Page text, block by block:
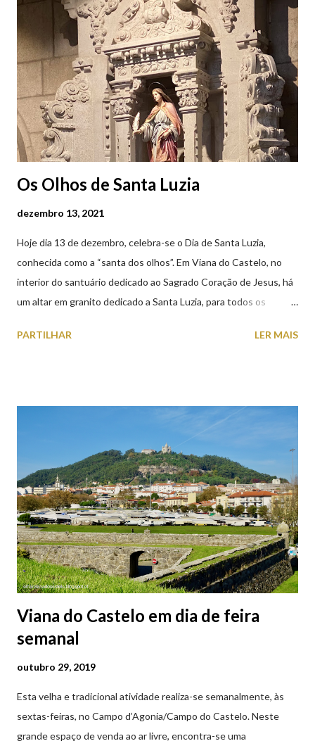
2ª a 5ª feira a partir das 20:00 (DIAS ÚTEIS)
Os Olhos de Santa Luzia
dezembro 13, 2021
Hoje dia 13 de dezembro, celebra-se o Dia de Santa Luzia,
conhecida como a “santa dos olhos”. Em Viana do Castelo, no
interior do santuário dedicado ao Sagrado Coração de Jesus, há
um altar em granito dedicado a Santa Luzia, para todos os
uma capela dedicada a Santa Luzia construída no cimo do monte
A lenda que deu origem à devoção de Santa Luzia como
protetora dos olhos: A história/lenda de Santa Luzia (Luzia de
Siracusa) conta que esta jovem italiana venerada pelos católicos,
sofreu perseguições por ser cristã. De acordo com a lenda,
preferiu que lhe arrancassem os olhos a renegar a fé em Cristo.
Conta-se que os olhos de Santa Luzia teriam sido arrancados
por um soldado a mando do imperador romano, e entregues num
prato à jovem. No mesmo instant...
PARTILHAR LER MAIS
Viana do Castelo em dia de feira
semanal
outubro 29, 2019
Esta velha e tradicional atividade realiza-se semanalmente, às
sextas-feiras, no Campo d’Agonia/Campo do Castelo. Neste
grande espaço de venda ao ar livre, encontra-se uma